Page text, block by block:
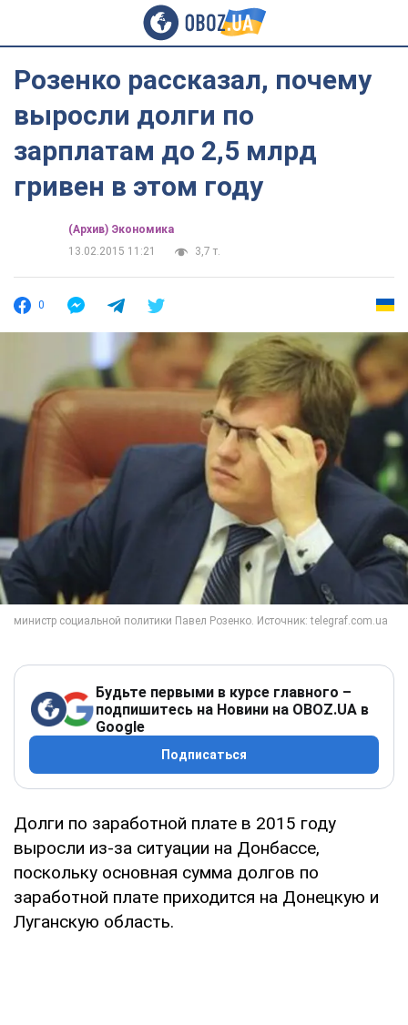
Розенко рассказал, почему
выросли долги по
зарплатам до 2,5 млрд
гривен в этом году
(Архив) Экономика
13.02.2015 11:21
3,7 т.
0
Будьте первыми в курсе главного –
подпишитесь на Новини на OBOZ.UA в
Google
Подписаться
Долги по заработной плате в 2015 году
выросли из-за ситуации на Донбассе,
поскольку основная сумма долгов по
заработной плате приходится на Донецкую и
Луганскую область.